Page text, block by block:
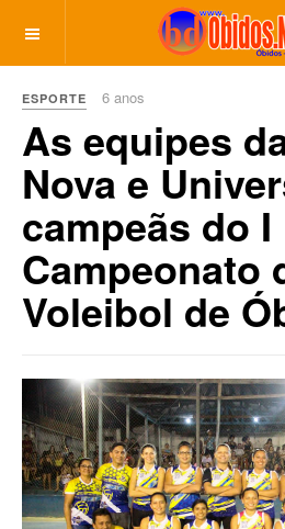
ESPORTE 6 anos
As equipes
Nova e
campeãs do I
Campeonato
Voleibol de